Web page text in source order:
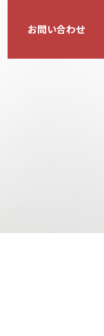
お問い合わせ